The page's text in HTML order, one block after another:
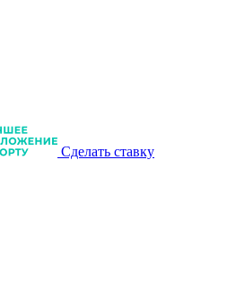
Сделать ставку